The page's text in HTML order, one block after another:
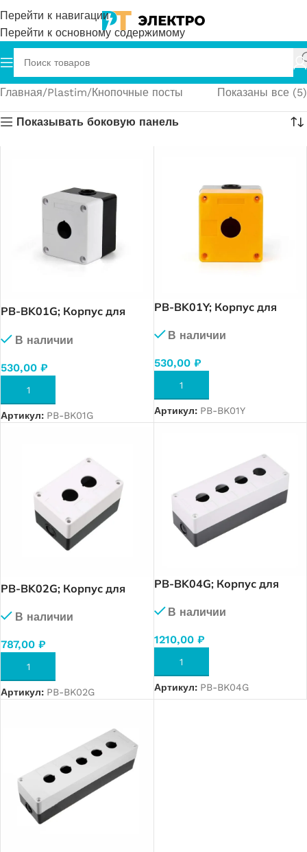
Перейти к навигации
Перейти к основному содержимому
Главная Plastim Кнопочные посты Показаны все (5)
Показывать боковую панель
PB-BK01G; Корпус для
Черный)
В наличии
530,00 ₽
В КОРЗИНУ
Артикул: PB-BK01G
PB-BK01Y; Корпус для
— Черный)
В наличии
530,00 ₽
В КОРЗИНУ
Артикул: PB-BK01Y
PB-BK02G; Корпус для
Черный)
В наличии
787,00 ₽
В КОРЗИНУ
Артикул: PB-BK02G
PB-BK04G; Корпус для
Черный)
В наличии
1210,00 ₽
В КОРЗИНУ
Артикул: PB-BK04G